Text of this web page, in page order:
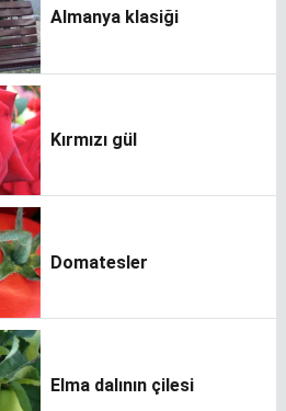
Almanya klasiği
Kırmızı gül
Domatesler
Elma dalının çilesi